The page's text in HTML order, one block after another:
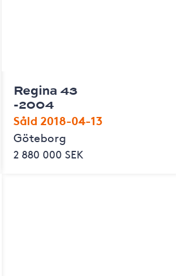
Regina 43
-2004
Såld 2018-04-13
Göteborg
2 880 000 SEK